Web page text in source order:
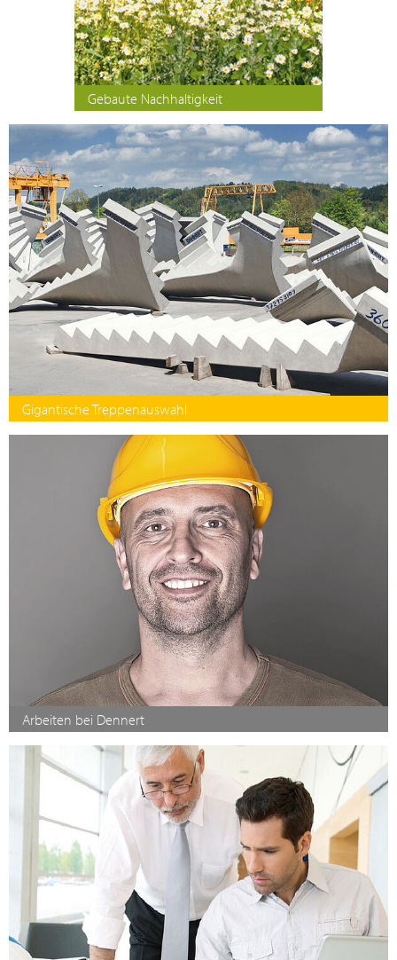
Gebaute Nachhaltigkeit
Gigantische Treppenauswahl
Arbeiten bei Dennert